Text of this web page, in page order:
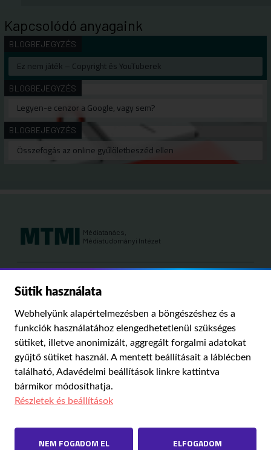
Kapcsolódó anyagaink
BLOGBEJEGYZÉS
Ez nem játék – Copyright és YouTuberek
BLOGBEJEGYZÉS
Legyen-e cenzor a Google, vagy sem?
BLOGBEJEGYZÉS
Összefogás az online gyűlöletbeszéd ellen
Sütik használata
Webhelyünk alapértelmezésben a böngészéshez és a
funkciók használatához elengedhetetlenül szükséges
sütiket, illetve anonimizált, aggregált forgalmi adatokat
gyűjtő sütiket használ. A mentett beállításait a láblécben
található, Adavédelmi beállítások linkre kattintva
bármikor módosíthatja.
Részletek és beállítások
NEM FOGADOM EL ELFOGADOM
Médiatanács,
Médiatudományi Intézet
Kutatási területeink:
MÉDIA ÉS TÁRSADALOM
PUBLIKÁCIÓINKRÓLUNKIMPRESSZUMSZERZŐI JOGOK
ADATVÉDELMI BEÁLLÍTÁSOK